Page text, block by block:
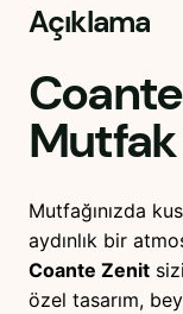
Açıklama
Mutfak
Mutfağınızda
aydınlık bir
Coante Zenit
özel tasarım,